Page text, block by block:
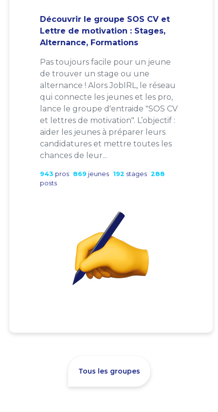
Découvrir le groupe SOS CV et
Lettre de motivation : Stages,
Alternance, Formations
Pas toujours facile pour un jeune
de trouver un stage ou une
alternance ! Alors JobIRL, le réseau
qui connecte les jeunes et les pro,
lance le groupe d'entraide "SOS CV
et lettres de motivation". L’objectif :
aider les jeunes à préparer leurs
candidatures et mettre toutes les
chances de leur...
943 pros 869 jeunes 192 stages 288
posts
Tous les groupes